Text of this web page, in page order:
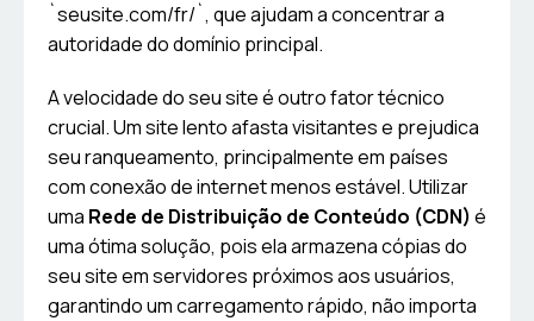
`seusite.com/fr/`, que ajudam a concentrar a
autoridade do domínio principal.
A velocidade do seu site é outro fator técnico
crucial. Um site lento afasta visitantes e prejudica
seu ranqueamento, principalmente em países
com conexão de internet menos estável. Utilizar
uma Rede de Distribuição de Conteúdo (CDN) é
uma ótima solução, pois ela armazena cópias do
seu site em servidores próximos aos usuários,
garantindo um carregamento rápido, não importa